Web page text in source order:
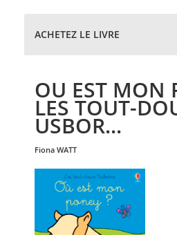
ACHETEZ LE LIVRE
OU EST MON
LES TOUT-
USBOR...
fiona WATT